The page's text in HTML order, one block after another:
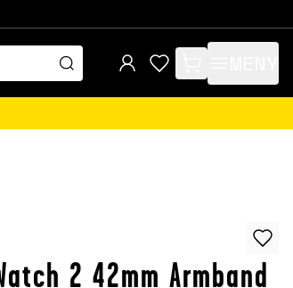
items in cart, view
2 42mm Armband